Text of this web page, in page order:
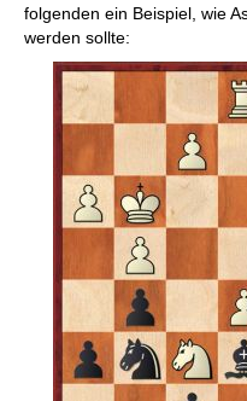
folgenden ein Beispiel, wie
werden sollte: